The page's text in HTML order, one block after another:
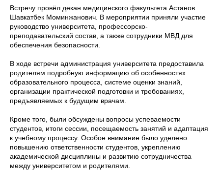
Встречу провёл декан медицинского факультета Астанов
Шавкатбек Моминжанович. В мероприятии приняли участие
руководство университета, профессорско-
преподавательский состав, а также сотрудники МВД для
обеспечения безопасности.
В ходе встречи администрация университета предоставила
родителям подробную информацию об особенностях
образовательного процесса, системе оценки знаний,
организации практической подготовки и требованиях,
предъявляемых к будущим врачам.
Кроме того, были обсуждены вопросы успеваемости
студентов, итоги сессии, посещаемость занятий и адаптация
к учебному процессу. Особое внимание было уделено
повышению ответственности студентов, укреплению
академической дисциплины и развитию сотрудничества
между университетом и родителями.